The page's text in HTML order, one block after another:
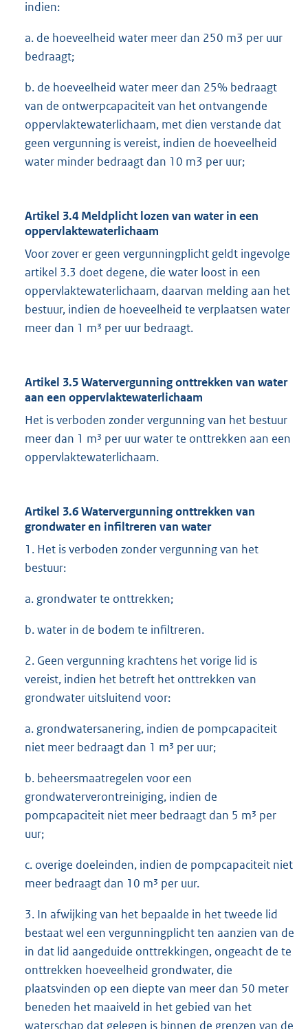
indien:
a. de hoeveelheid water meer dan 250 m3 per uur
bedraagt;
b. de hoeveelheid water meer dan 25% bedraagt
van de ontwerpcapaciteit van het ontvangende
oppervlaktewaterlichaam, met dien verstande dat
geen vergunning is vereist, indien de hoeveelheid
water minder bedraagt dan 10 m3 per uur;
Artikel 3.4 Meldplicht lozen van water in een
oppervlaktewaterlichaam
Voor zover er geen vergunningplicht geldt ingevolge
artikel 3.3 doet degene, die water loost in een
oppervlaktewaterlichaam, daarvan melding aan het
bestuur, indien de hoeveelheid te verplaatsen water
meer dan 1 m³ per uur bedraagt.
Artikel 3.5 Watervergunning onttrekken van water
aan een oppervlaktewaterlichaam
Het is verboden zonder vergunning van het bestuur
meer dan 1 m³ per uur water te onttrekken aan een
oppervlaktewaterlichaam.
Artikel 3.6 Watervergunning onttrekken van
grondwater en infiltreren van water
1. Het is verboden zonder vergunning van het
bestuur:
a. grondwater te onttrekken;
b. water in de bodem te infiltreren.
2. Geen vergunning krachtens het vorige lid is
vereist, indien het betreft het onttrekken van
grondwater uitsluitend voor:
a. grondwatersanering, indien de pompcapaciteit
niet meer bedraagt dan 1 m³ per uur;
b. beheersmaatregelen voor een
grondwaterverontreiniging, indien de
pompcapaciteit niet meer bedraagt dan 5 m³ per
uur;
c. overige doeleinden, indien de pompcapaciteit niet
meer bedraagt dan 10 m³ per uur.
3. In afwijking van het bepaalde in het tweede lid
bestaat wel een vergunningplicht ten aanzien van de
in dat lid aangeduide onttrekkingen, ongeacht de te
onttrekken hoeveelheid grondwater, die
plaatsvinden op een diepte van meer dan 50 meter
beneden het maaiveld in het gebied van het
waterschap dat gelegen is binnen de grenzen van de